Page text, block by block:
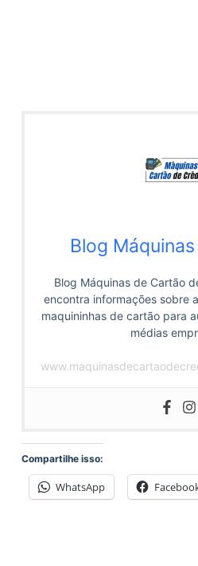
Blog
Blog Máquinas de Cartão
encontra informações sobre
maquininhas de cartão para
médias
Compartilhe isso:
WhatsApp